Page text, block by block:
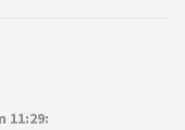
11:29: